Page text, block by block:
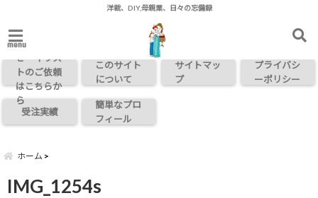
洋裁、DIY,母親業、日々の忘備録
menuお問い合わ
せ・イラス
トのご依頼
はこちらか
ら
このサイト
について
サイトマッ
プ
プライバシ
ーポリシー
受注実績
簡単なプロ
フィール
ホーム
IMG_1254s